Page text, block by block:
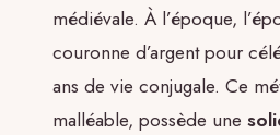
médiévale. À l’époque,
couronne d’argent pour
ans de vie conjugale. Ce
malléable, possède une